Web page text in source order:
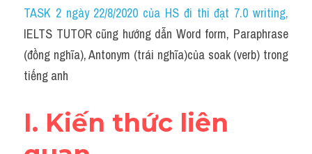
Idiom
Grammar
Collocation
Cách dùng từ
TASK 2 ngày 22/8/2020 của HS đi thi đạt 7.0 writing,
IELTS TUTOR cũng hướng dẫn Word form, Paraphrase
(đồng nghĩa), Antonym (trái nghĩa)của soak (verb) trong
tiếng anh
I. Kiến thức liên